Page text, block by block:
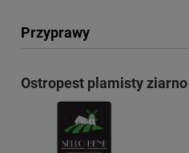
Przyprawy
Ostropest plamisty